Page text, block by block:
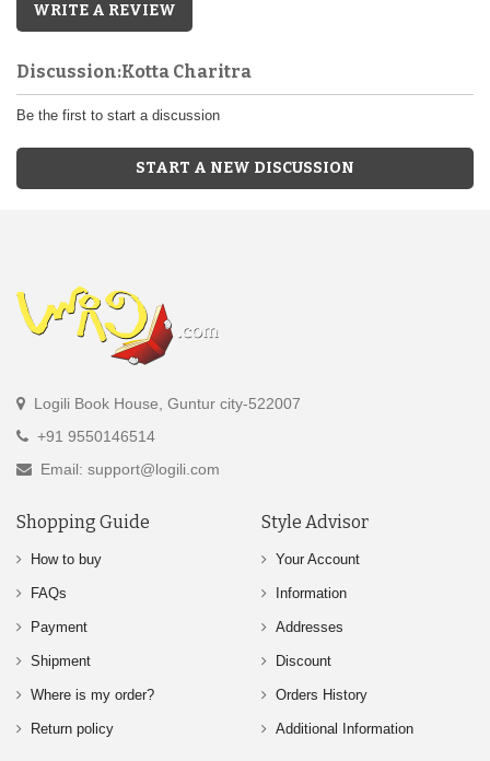
WRITE A REVIEW
Discussion:Kotta Charitra
Be the first to start a discussion
START A NEW DISCUSSION
Logili Book House, Guntur city-522007
+91 9550146514
Email: support@logili.com
Shopping Guide
How to buy
FAQs
Payment
Shipment
Where is my order?
Return policy
Style Advisor
Your Account
Information
Addresses
Discount
Orders History
Additional Information